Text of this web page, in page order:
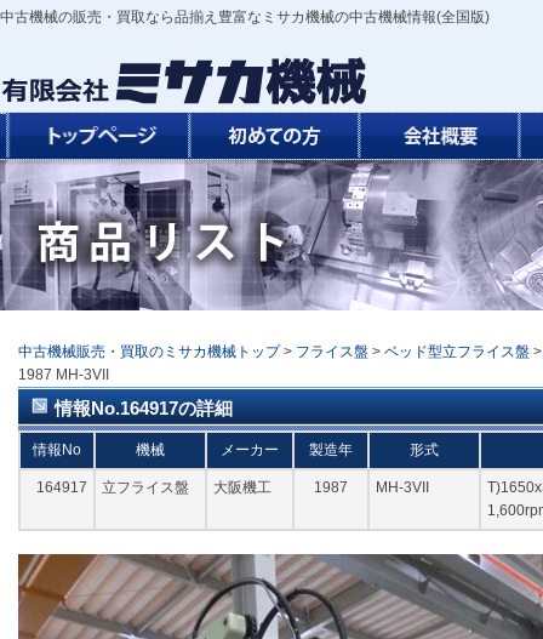
中古機械の販売・買取なら品揃え豊富なミサカ機械の中古機械情報(全国版)
中古機械販売・買取のミサカ機械トップ > フライス盤 > ベッド型立フライス盤
1987 MH-3VII
情報No.164917の詳細
情報No 機械 メーカー 製造年 形式
164917 立フライス盤 大阪機工 1987 MH-3VII